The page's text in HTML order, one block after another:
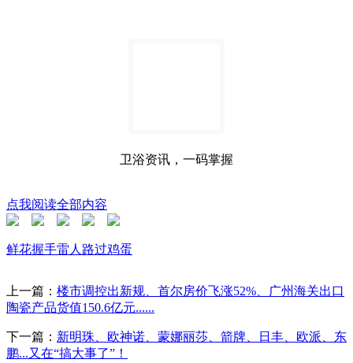
卫浴资讯，一码掌握
点我阅读全部内容
鲜花握手雷人 路过鸡蛋
上一篇： 楼市调控出新规、首尔房价飞涨52%、广州海关出口
陶瓷产品货值150.6亿元......
下一篇： 新明珠、欧神诺、蒙娜丽莎、箭牌、日丰、欧派、东
鹏...又在“搞大事了”！